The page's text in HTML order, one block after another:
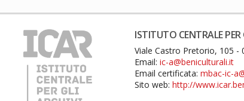
ISTITUTO CENTRALE PER
Viale Castro Pretorio, 105 -
Email:ic-a@beniculturali.it
Email certificata:mbac-ic-
Sito web:http://